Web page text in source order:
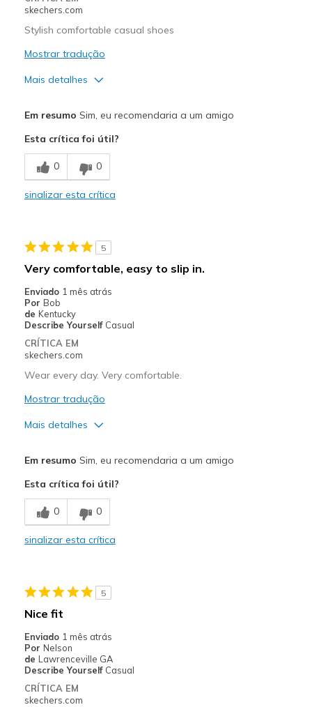
Sizing
View On Shoes
skechers.com
Stylish comfortable casual shoes
Mostrar tradução
Mais detalhes
Breathe Well
Comfortable
Melhores utilizações
Travel
Width
Sizing
View On Shoes
Shoes are for Wearing
Em resumo Sim, eu recomendaria a um amigo
Esta crítica foi útil?
0 0
sinalizar esta crítica
5
Very comfortable, easy to slip in.
Enviado 1 mês atrás
Por Bob
de Kentucky
Describe Yourself Casual
CRÍTICA EM
skechers.com
Wear every day. Very comfortable.
Mostrar tradução
Mais detalhes
Breathe Well
Comfortable
Melhores utilizações
Width
Feels true to width
Sizing
Feels true to size
View On Shoes
Em resumo Sim, eu recomendaria a um amigo
Esta crítica foi útil?
0 0
sinalizar esta crítica
5
Nice fit
Enviado 1 mês atrás
Por Nelson
de Lawrenceville GA
Describe Yourself Casual
CRÍTICA EM
skechers.com